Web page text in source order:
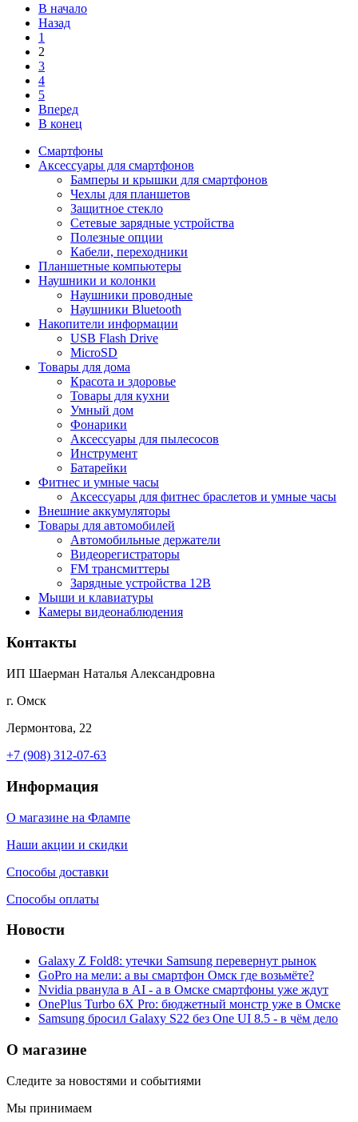
В начало
Назад
1
2
3
4
5
Вперед
В конец
Смартфоны
Аксессуары для смартфонов
Бамперы и крышки для смартфонов
Чехлы для планшетов
Защитное стекло
Сетевые зарядные устройства
Полезные опции
Кабели, переходники
Планшетные компьютеры
Наушники и колонки
Наушники проводные
Наушники Bluetooth
Накопители информации
USB Flash Drive
MicroSD
Товары для дома
Красота и здоровье
Товары для кухни
Умный дом
Фонарики
Аксессуары для пылесосов
Инструмент
Батарейки
Фитнес и умные часы
Аксессуары для фитнес браслетов и умные часы
Внешние аккумуляторы
Товары для автомобилей
Автомобильные держатели
Видеорегистраторы
FM трансмиттеры
Зарядные устройства 12В
Мыши и клавиатуры
Камеры видеонаблюдения
Контакты
ИП Шаерман Наталья Александровна
г. Омск
Лермонтова, 22
+7 (908) 312-07-63
Информация
О магазине на Флампе
Наши акции и скидки
Способы доставки
Способы оплаты
Новости
Galaxy Z Fold8: утечки Samsung перевернут рынок
GoPro на мели: а вы смартфон Омск где возьмёте?
Nvidia рванула в AI - а в Омске смартфоны уже ждут
OnePlus Turbo 6X Pro: бюджетный монстр уже в Омске
Samsung бросил Galaxy S22 без One UI 8.5 - в чём дело
О магазине
Следите за новостями и событиями
Мы принимаем